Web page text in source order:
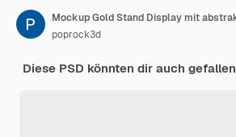
poprock3d
Diese PSD könnten dir auch gefallen